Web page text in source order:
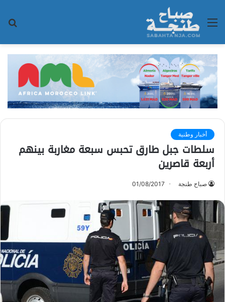
القائمة
أخبار وطنية
سلطات جبل طارق تحبس سبعة مغاربة بينهم
أربعة قاصرين
صباح طنجة 01/08/2017